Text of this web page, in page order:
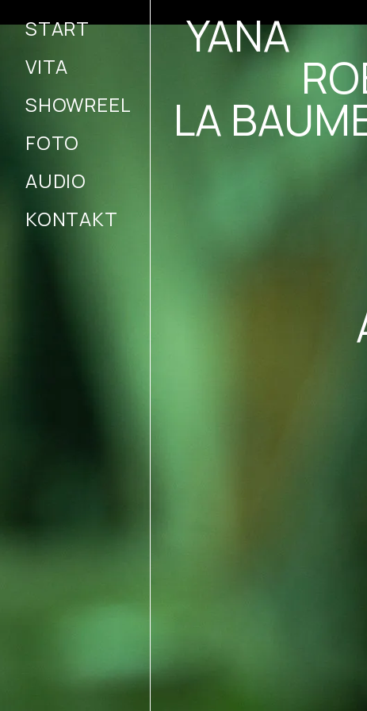
YANA
LA
START
VITA
SHOWREEL
FOTO
AUDIO
KONTAKT